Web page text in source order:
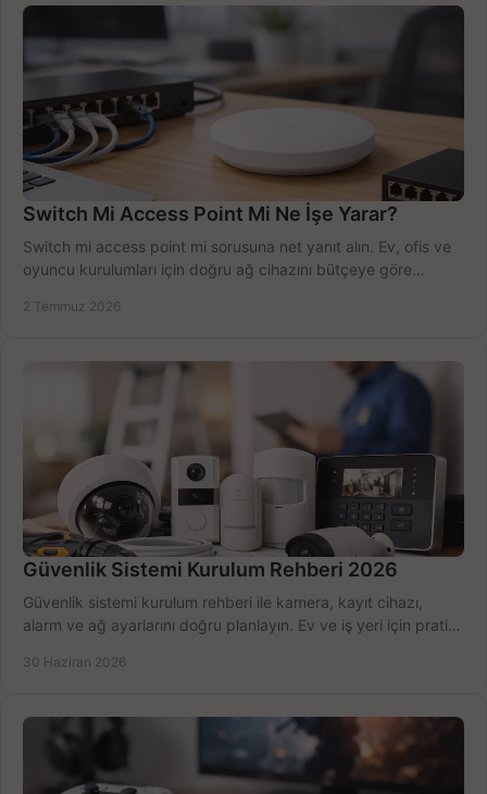
Switch Mi Access Point Mi Ne İşe Yarar?
Switch mi access point mi sorusuna net yanıt alın. Ev, ofis ve
oyuncu kurulumları için doğru ağ cihazını bütçeye göre
2 Temmuz 2026
Güvenlik Sistemi Kurulum Rehberi 2026
Güvenlik sistemi kurulum rehberi ile kamera, kayıt cihazı,
alarm ve ağ ayarlarını doğru planlayın. Ev ve iş yeri için pratik
30 Haziran 2026